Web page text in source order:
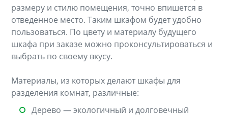
размеру и стилю помещения, точно впишется в
отведенное место. Таким шкафом будет удобно
пользоваться. По цвету и материалу будущего
шкафа при заказе можно проконсультироваться и
выбрать по своему вкусу.
Материалы, из которых делают шкафы для
разделения комнат, различные:
Дерево — экологичный и долговечный